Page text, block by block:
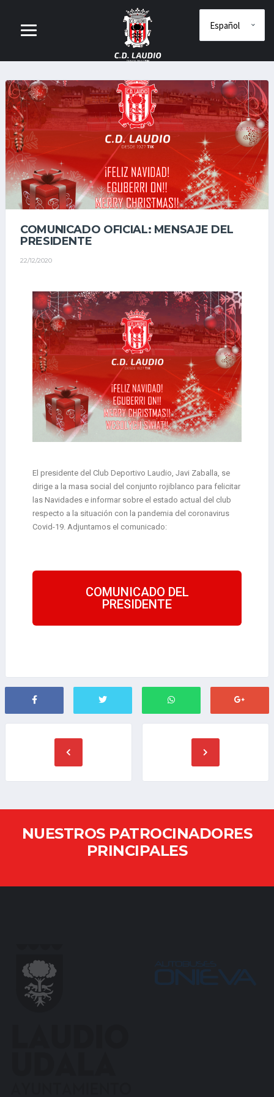
COMUNICADO OFICIAL: MENSAJE DEL
PRESIDENTE
22/12/2020
El presidente del Club Deportivo Laudio, Javi Zaballa, se
dirige a la masa social del conjunto rojiblanco para felicitar
las Navidades e informar sobre el estado actual del club
respecto a la situación con la pandemia del coronavirus
Covid-19. Adjuntamos el comunicado:
COMUNICADO DEL
PRESIDENTE
NUESTROS PATROCINADORES
PRINCIPALES